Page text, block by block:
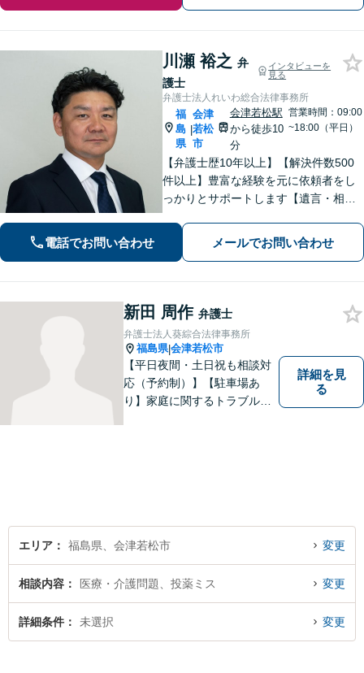
川瀬 裕之 弁
護士
インタビューを
見る
弁護士法人れいわ総合法律事務所
福
島
県
|
会津
若松
市
会津若松駅
から徒歩10
分
営業時間：09:00
~18:00（平日）
【弁護士歴10年以上】【解決件数500
件以上】豊富な経験を元に依頼者をし
っかりとサポートします【遺言・相
目指します【離婚・男女問題】離婚は
人それぞれ置かれた状況が異なるた
電話でお問い合わせ メールでお問い合わせ
新田 周作 弁護士
弁護士法人葵綜合法律事務所
福島県|会津若松市
【平日夜間・土日祝も相談対
応（予約制）】【駐車場あ
り】家庭に関するトラブルか
詳細を見
る
エリア 福島県、会津若松市 変更
相談内容 医療・介護問題、投薬ミス 変更
詳細条件 未選択 変更